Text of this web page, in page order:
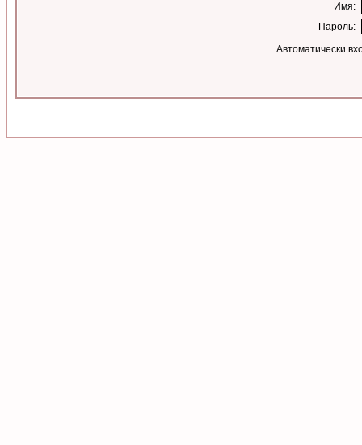
Имя:
Пароль:
Автоматически